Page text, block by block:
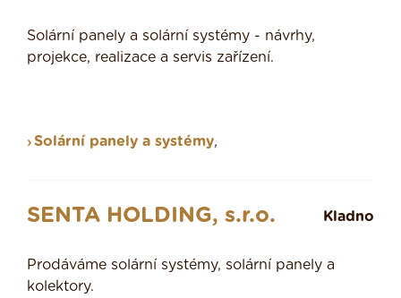
Solární panely a solární systémy - návrhy,
projekce, realizace a servis zařízení.
Solární panely a systémy,
SENTA HOLDING, s.r.o. Kladno
Prodáváme solární systémy, solární panely a
kolektory.